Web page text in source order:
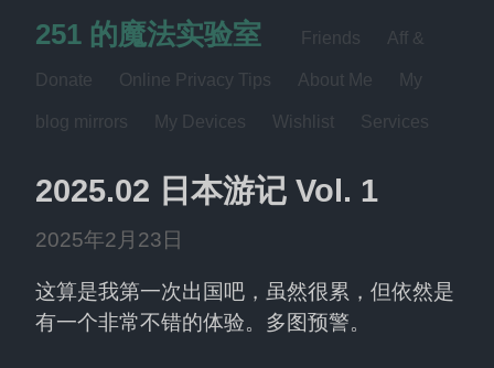
251 的魔法实验室 Friends Aff &
Donate Online Privacy Tips About Me My
blog mirrors My Devices Wishlist Services
2025.02 日本游记 Vol. 1
2025年2月23日
这算是我第一次出国吧，虽然很累，但依然是
有一个非常不错的体验。多图预警。